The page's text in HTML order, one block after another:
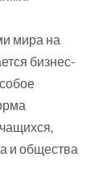
мира на
бизнес-
и общества